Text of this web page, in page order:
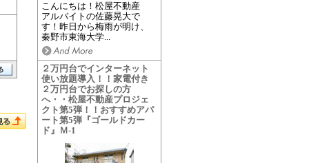
こんにちは！松屋不動産
アルバイトの佐藤晃大で
す！昨日から梅雨が明け、
秦野市東海大学...
２万円台でインターネット
使い放題導入！！家電付き
２万円台でお探しの方
へ・・松屋不動産プロジェ
クト第5弾！！おすすめアパ
ート第5弾『ゴールドカー
ド』Ｍ-1